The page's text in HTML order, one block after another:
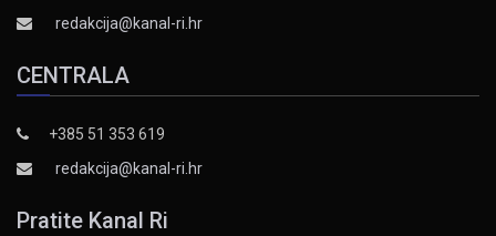
redakcija@kanal-ri.hr
CENTRALA
+385 51 353 619
redakcija@kanal-ri.hr
Pratite Kanal Ri